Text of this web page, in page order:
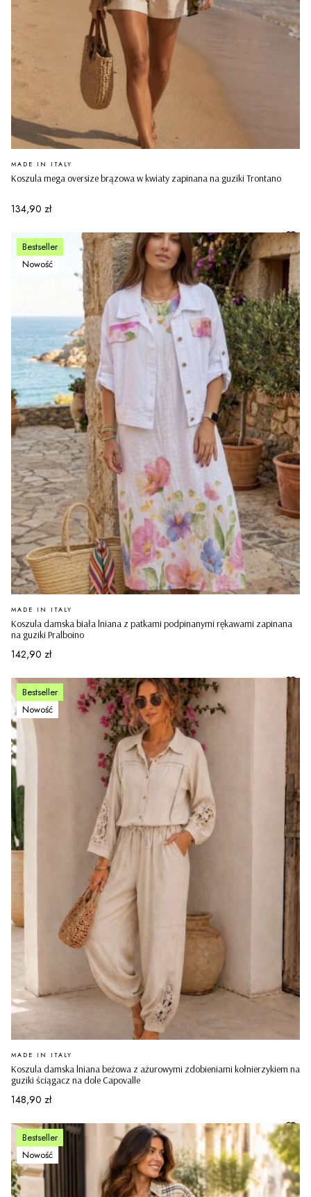
Koszula mega oversize brązowa w kwiaty zapinana na guziki Trontano
PRODUCENT
MADE IN ITALY
Cena
134,90 zł
Bestseller
Nowość
Koszula damska biała lniana z patkami podpinanymi rękawami zapinana
na guziki Pralboino
PRODUCENT
MADE IN ITALY
Cena
142,90 zł
Bestseller
Nowość
Koszula damska lniana beżowa z ażurowymi zdobieniami kołnierzykiem na
guziki ściągacz na dole Capovalle
PRODUCENT
MADE IN ITALY
Cena
148,90 zł
Bestseller
Nowość